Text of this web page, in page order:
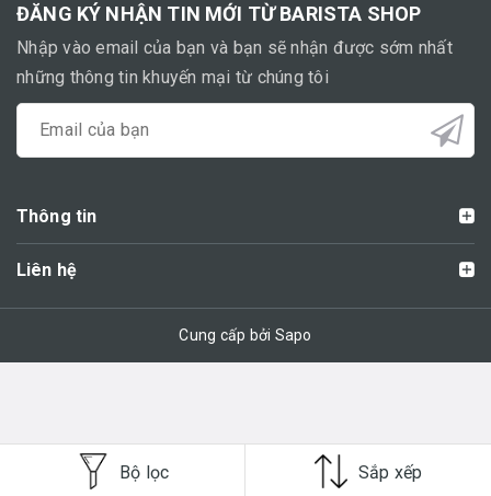
ĐĂNG KÝ NHẬN TIN MỚI TỪ BARISTA SHOP
Nhập vào email của bạn và bạn sẽ nhận được sớm nhất
những thông tin khuyến mại từ chúng tôi
Thông tin
Liên hệ
Cung cấp bởi Sapo
Bộ lọc Sắp xếp